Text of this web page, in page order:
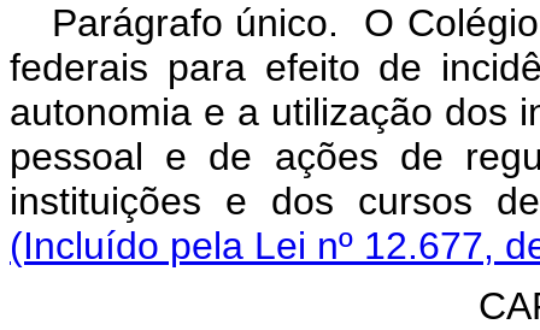
Parágrafo único. O
federais para efeito de
autonomia e a utilização dos
pessoal e de ações de
instituições e dos cursos
(Incluído pela Lei nº 12.677,